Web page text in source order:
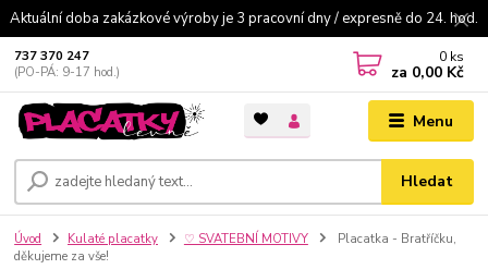
Aktuální doba zakázkové výroby je 3 pracovní dny / expresně do 24. hod.
Menu
Hledat
737 370 247
(PO-PÁ: 9-17 hod.)
0 ks
za 0,00 Kč
Úvod Kulaté placatky ♡ SVATEBNÍ MOTIVY
Placatka - Bratříčku,
děkujeme za vše!